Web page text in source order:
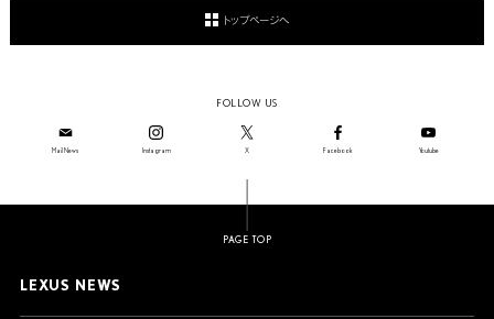
トップページへ
FOLLOW US
Mail News Instagram X Facebook Youtube
PAGE TOP
LEXUS NEWS